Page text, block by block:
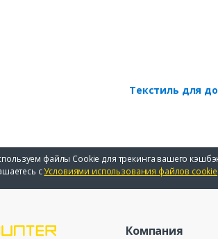
Текстиль для
файлы Cookie для трекинга вашего
сУсловиями использования файлов cookie
Компания